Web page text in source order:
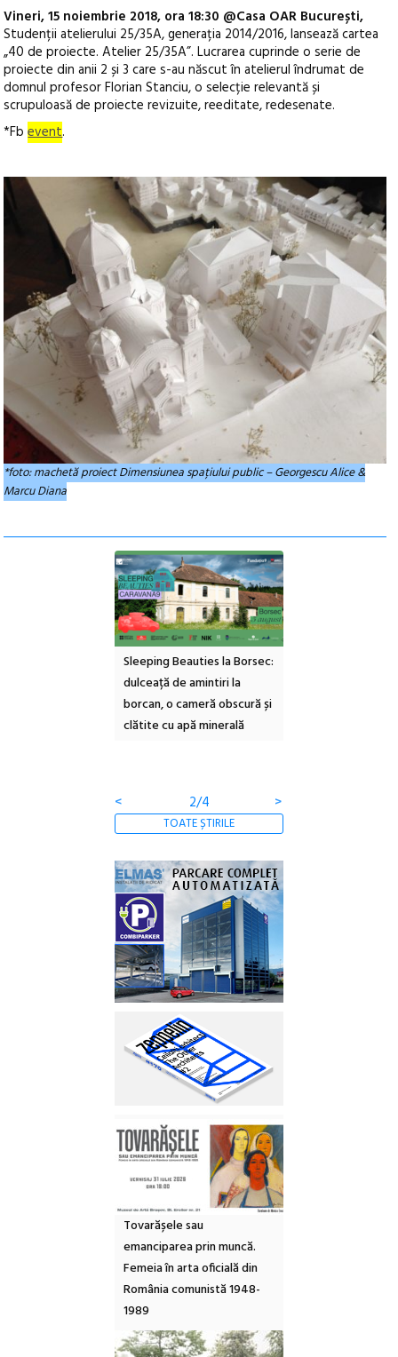
Vineri, 15 noiembrie 2018, ora 18:30 @Casa OAR București,
Studenții atelierului 25/35A, generația 2014/2016, lansează cartea
„40 de proiecte. Atelier 25/35A”. Lucrarea cuprinde o serie de
proiecte din anii 2 și 3 care s-au născut în atelierul îndrumat de
domnul profesor Florian Stanciu, o selecție relevantă și
scrupuloasă de proiecte revizuite, reeditate, redesenate.
*Fbevent.
*foto: machetă proiect Dimensiunea spațiului public – Georgescu Alice &
Marcu Diana
Sleeping Beauties la Borsec:
dulceață de amintiri la
borcan, o cameră obscură și
clătite cu apă minerală
< 3/4 >
TOATE ȘTIRILE
Tovarășele sau
emanciparea prin muncă.
Femeia în arta oficială din
România comunistă 1948-
1989